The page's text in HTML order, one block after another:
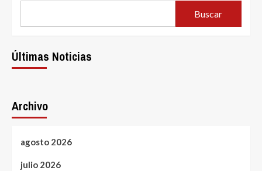
Buscar
Últimas Noticias
Archivo
agosto 2026
julio 2026